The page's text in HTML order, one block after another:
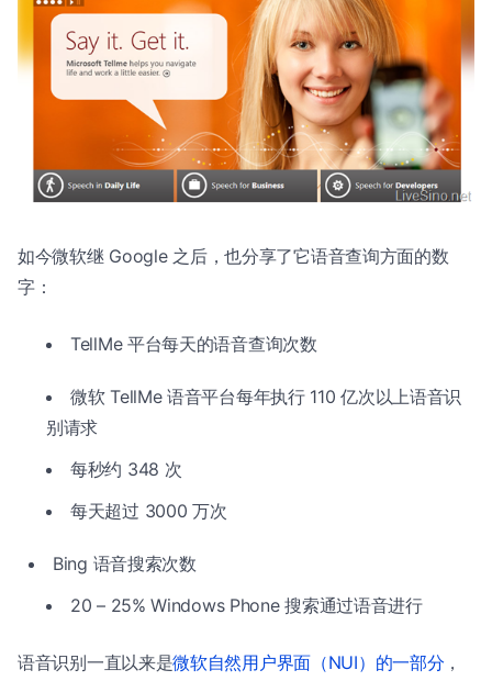
如今微软继 Google 之后，也分享了它语音查询方面的数
字：
TellMe 平台每天的语音查询次数
微软 TellMe 语音平台每年执行 110 亿次以上语音识
别请求
每秒约 348 次
每天超过 3000 万次
Bing 语音搜索次数
20 – 25% Windows Phone 搜索通过语音进行
语音识别一直以来是微软自然用户界面（NUI）的一部分 ，